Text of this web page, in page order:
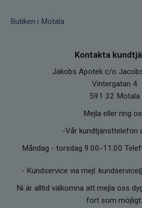
Butiken i Motala
Kontakta
Jakobs Apotek c/o
Vintergatan 4
591 32 Motala
Mejla eller ring
-Vår kundtjänsttelefon
Måndag - torsdag 9.00-11.00
- Kundservice via mejl:
Ni är alltid välkomna att mejla oss
fort som möjligt.